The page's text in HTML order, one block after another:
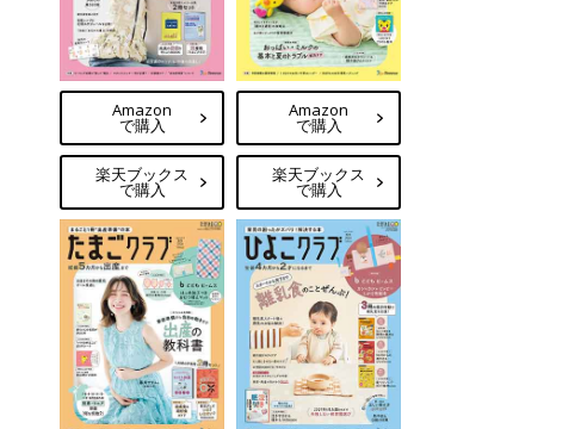
Amazon
で購入
楽天ブックス
で購入
Amazon
で購入
楽天ブックス
で購入